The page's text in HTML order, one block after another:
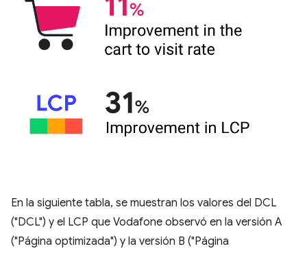
En la siguiente tabla, se muestran los valores del DCL
("DCL") y el LCP que Vodafone observó en la versión A
("Página optimizada") y la versión B ("Página